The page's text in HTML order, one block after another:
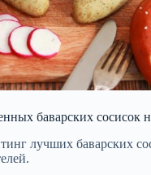
баварских сосисок
лучших баварских